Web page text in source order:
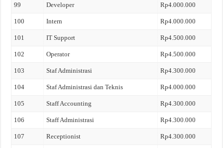
99 Developer Rp4.000.000
100 Intern Rp4.000.000
101 IT Support Rp4.500.000
102 Operator Rp4.500.000
103 Staf Administrasi Rp4.300.000
104 Staf Administrasi dan Teknis Rp4.000.000
105 Staff Accounting Rp4.300.000
106 Staff Administrasi Rp4.300.000
107 Receptionist Rp4.300.000